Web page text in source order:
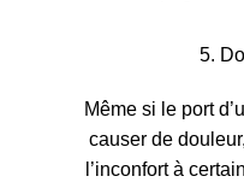
5.
Même si le port
causer de douleur
l’inconfort à